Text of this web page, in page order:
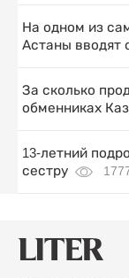
На одном из
Астаны вводят
За сколько
обменниках
13-летний
сестру